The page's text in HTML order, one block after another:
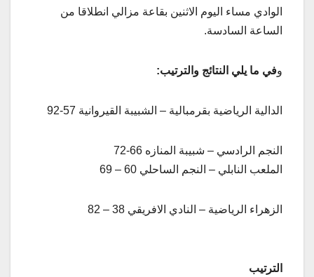
الوادي مساء اليوم الاثنين بقاعة مزالي انطلاقا من
الساعة السادسة.
وفي ما يلي النتائج والترتيب:
الدالية الرياضية بقرمبالية – الشبيبة القيروانية 57-92
النجم الرادسي – شبيبة المنازه 66-72
الملعب النابلي – النجم الساحلي 60 – 69
الزهراء الرياضية – النادي الافريقي 38 – 82
الترتيب